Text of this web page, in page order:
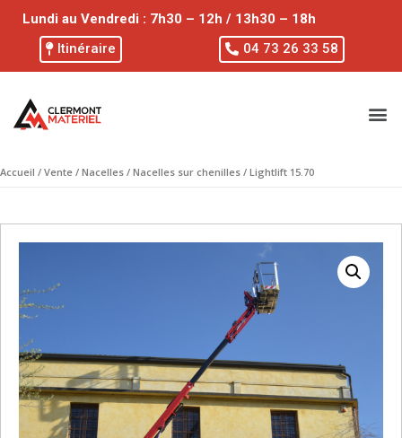
Lundi au Vendredi : 7h30 – 12h / 13h30 – 18h
Itinéraire
04 73 26 33 58
Accueil / Vente / Nacelles / Nacelles sur chenilles / Lightlift 15.70